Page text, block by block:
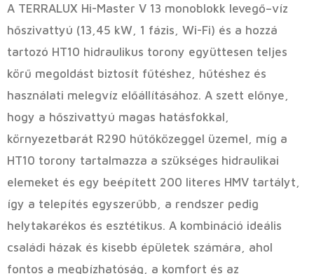
A TERRALUX Hi-Master V 13 monoblokk levegő–víz
hőszivattyú (13,45 kW, 1 fázis, Wi-Fi) és a hozzá
tartozó HT10 hidraulikus torony együttesen teljes
körű megoldást biztosít fűtéshez, hűtéshez és
használati melegvíz előállításához. A szett előnye,
hogy a hőszivattyú magas hatásfokkal,
környezetbarát R290 hűtőközeggel üzemel, míg a
HT10 torony tartalmazza a szükséges hidraulikai
elemeket és egy beépített 200 literes HMV tartályt,
így a telepítés egyszerűbb, a rendszer pedig
helytakarékos és esztétikus. A kombináció ideális
családi házak és kisebb épületek számára, ahol
fontos a megbízhatóság, a komfort és az